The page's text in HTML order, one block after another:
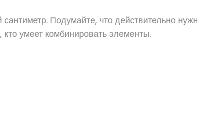
Подумайте, что действительно
умеет комбинировать элементы.